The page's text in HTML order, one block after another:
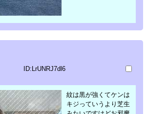
ID:LrUNRJ7dl6
紋は黒が強くてケンは
キジっていうより芝生